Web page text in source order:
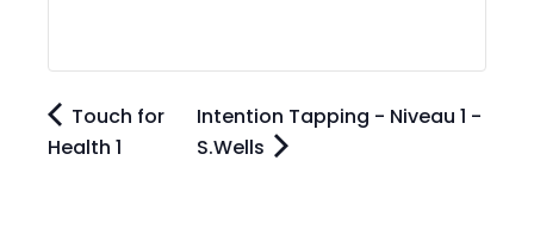
Touch for
Health 1
Intention Tapping - Niveau 1 -
S.Wells